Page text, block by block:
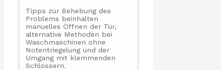
Tipps zur Behebung des
Problems beinhalten
manuelles Öffnen der Tür,
alternative Methoden bei
Waschmaschinen ohne
Notentriegelung und der
Umgang mit klemmenden
Schlössern.